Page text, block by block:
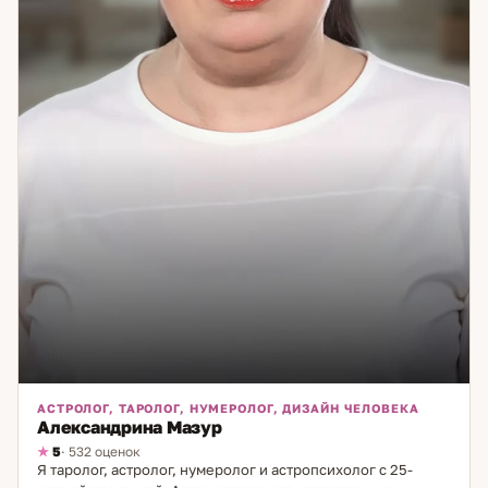
вниманием и уважением к вашей судьбе.
АСТРОЛОГ, ТАРОЛОГ, НУМЕРОЛОГ, ДИЗАЙН ЧЕЛОВЕКА
Александрина Мазур
5· 532 оценок
Я таролог, астролог, нумеролог и астропсихолог с 25-